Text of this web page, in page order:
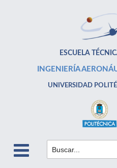
ESCUELA
INGENIERÍA
UNIVERSIDAD